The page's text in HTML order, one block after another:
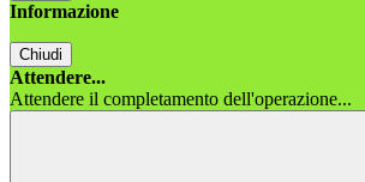
Informazione
Chiudi
Attendere...
Attendere il completamento dell'operazione...